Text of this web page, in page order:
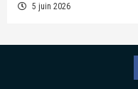
5 juin 2026